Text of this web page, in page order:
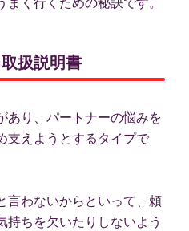
扱説明書
あり、パートナーの悩みを
支えようとするタイプで
言わないからといって、頼
持ちを欠いたりしないよう